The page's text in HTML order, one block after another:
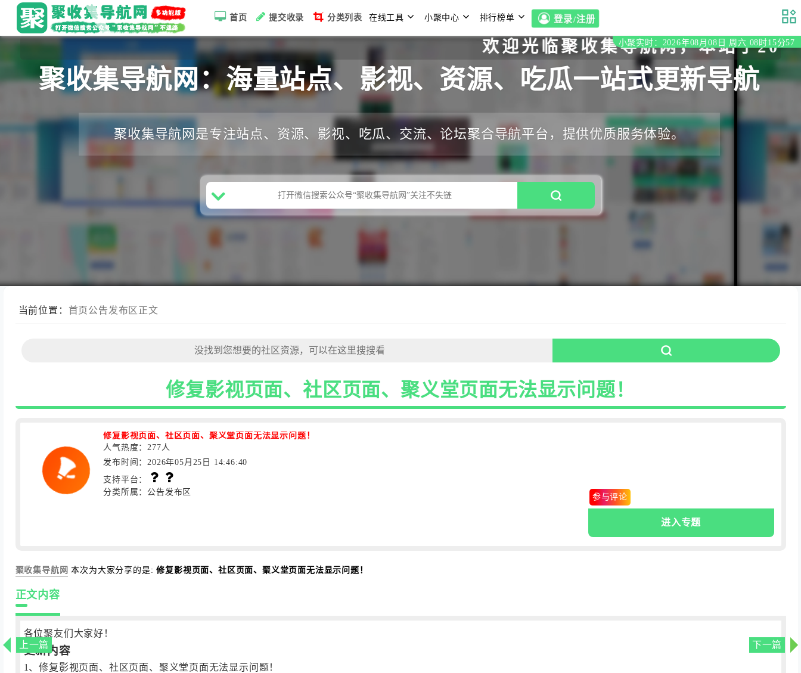
首页 提交收录 分类列表 在线工具 小聚中心 排行榜单 登录/注册
小聚实时：2026年08月08日 周六 08时15分58
欢迎光临聚收集导航网，本站于2020年初
聚收集导航网：海量站点、影视、资源、吃瓜一站式更新导航
聚收集导航网是专注站点、资源、影视、吃瓜、交流、论坛聚合导航平台，提供优质服务体验。
上一篇 下一篇
当前位置： 首页 公告发布区 正文
修复影视页面、社区页面、聚义堂页面无法显示问题！
修复影视页面、社区页面、聚义堂页面无法显示问题！
人气热度：277人
发布时间：2026年05月25日 14:46:40
支持平台：
分类所属：公告发布区
参与评论
进入专题
聚收集导航网 本次为大家分享的是: 修复影视页面、社区页面、聚义堂页面无法显示问题！
正文内容
各位聚友们大家好！
更新内容
1、修复影视页面、社区页面、聚义堂页面无法显示问题！